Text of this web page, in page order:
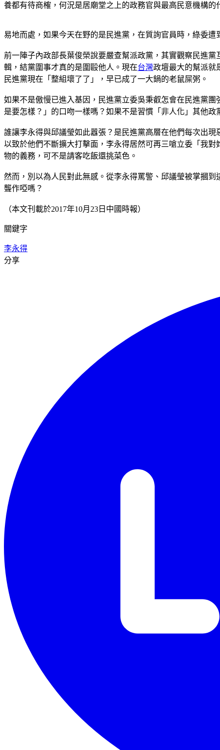
養都有待商榷，何況是居廟堂之上的政務官與最高民意機構的
易地而處，如果今天在野的是民進黨，在質詢官員時，綠委遭
前一陣子內政部長葉俊榮說要嚴查幫派政黨，其實觀察民進
輯，結黨圍事才真的是圍毆他人。現在台灣政壇最大的幫派就
民進黨現在「整組壞了了」，早已成了一大鍋的老鼠屎粥。
如果不是傲慢已進入基因，民進黨立委吳秉叡怎會在民進黨團
是要怎樣？」的口吻一樣嗎？如果不是習慣「非人化」其他
誰讓李永得與邱議瑩如此囂張？是民進黨高層在他們每次出
以致於他們不斷擴大打擊面，李永得居然可再三嗆立委「我
物的義務，可不是請客吃飯還挑菜色。
然而，別以為人民對此無感。從李永得罵警、邱議瑩被掌摑
聾作啞嗎？
（本文刊載於2017年10月23日中國時報）
關鍵字
李永得
分享